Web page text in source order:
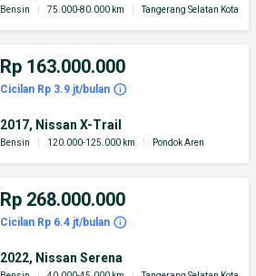
Bensin 75.000-80.000 km Tangerang Selatan Kota
Rp 163.000.000
Cicilan Rp 3.9 jt/bulan
2017, Nissan X-Trail
Bensin 120.000-125.000 km Pondok Aren
Rp 268.000.000
Cicilan Rp 6.4 jt/bulan
2022, Nissan Serena